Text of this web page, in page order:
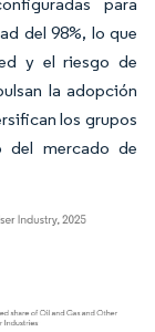
del 98%, lo que
y el riesgo de
la adopción
los grupos
del mercado de